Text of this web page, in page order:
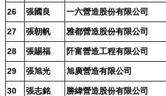
26 張國良 一六營造股份有限公司
27 張朝帆 雅都營造股份有限公司
28 張賜福 阡富營造工程有限公司
29 張旭光 旭廣營造有限公司
30 張志銘 勝緯營造股份有限公司